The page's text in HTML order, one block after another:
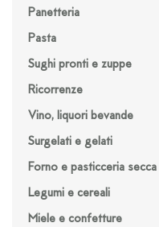
Panetteria
Pasta
Sughi pronti e zuppe
Ricorrenze
Vino, liquori bevande
Surgelati e gelati
Forno e pasticceria secca
Legumi e cereali
Miele e confetture